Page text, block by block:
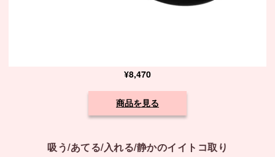
¥8,470
商品を見る
吸う/あてる/入れる/静かのイイトコ取り